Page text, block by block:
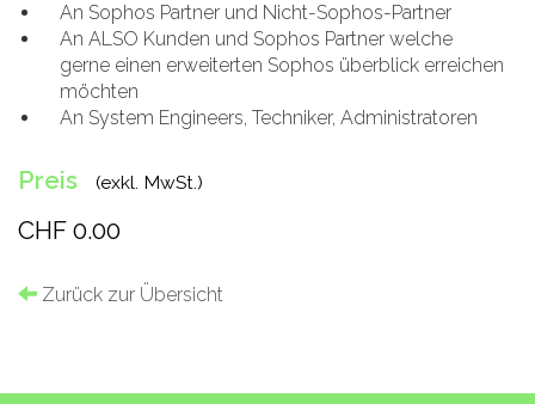
An Sophos Partner und Nicht-Sophos-Partner
An ALSO Kunden und Sophos Partner welche
gerne einen erweiterten Sophos überblick erreichen
möchten
An System Engineers, Techniker, Administratoren
Preis (exkl. MwSt.)
CHF 0.00
Zurück zur Übersicht